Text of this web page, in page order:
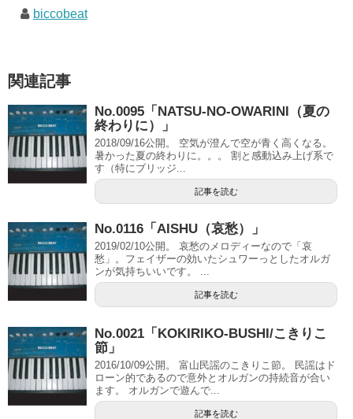
biccobeat
関連記事
No.0095「NATSU-NO-OWARINI（夏の
終わりに）」
2018/09/16公開。 空気が澄んで空が青く高くなる。
暑かった夏の終わりに。。。 割と感動込み上げ系で
す（特にブリッジ...
記事を読む
No.0116「AISHU（哀愁）」
2019/02/10公開。 哀愁のメロディーなので「哀
愁」。フェイザーの効いたシュワーっとしたオルガ
ンが気持ちいいです。 ...
記事を読む
No.0021「KOKIRIKO-BUSHI/こきりこ
節」
2016/10/09公開。 富山民謡のこきりこ節。 民謡はド
ローン的であるので意外とオルガンの持続音が合い
ます。 オルガンで遊んで...
記事を読む